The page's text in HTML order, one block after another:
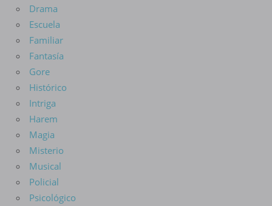
Drama
Escuela
Familiar
Fantasía
Gore
Histórico
Intriga
Harem
Magia
Misterio
Musical
Policial
Psicológico